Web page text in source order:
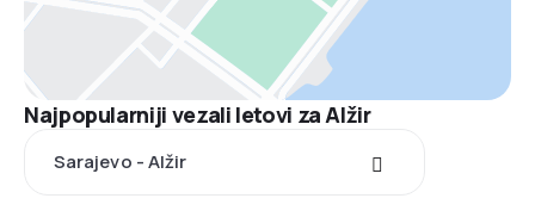
Najpopularniji vezali letovi za Alžir
Sarajevo - Alžir